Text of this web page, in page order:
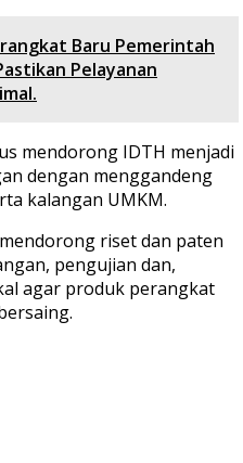
Baru Pemerintah
Pelayanan
mendorong IDTH menjadi
dengan menggandeng
kalangan UMKM.
riset dan paten
pengujian dan,
agar produk perangkat